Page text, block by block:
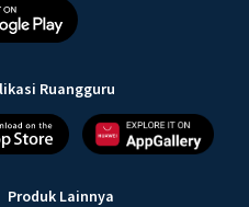
Ruangguru
Produk Lainnya